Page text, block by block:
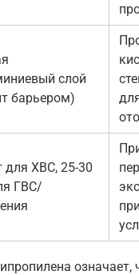
слой
барьером)
для ХВС, 25-30
ГВС/
означает,